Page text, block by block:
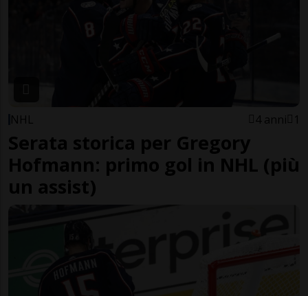
NHL 4 anni 1
Serata storica per Gregory
Hofmann: primo gol in NHL (più
un assist)